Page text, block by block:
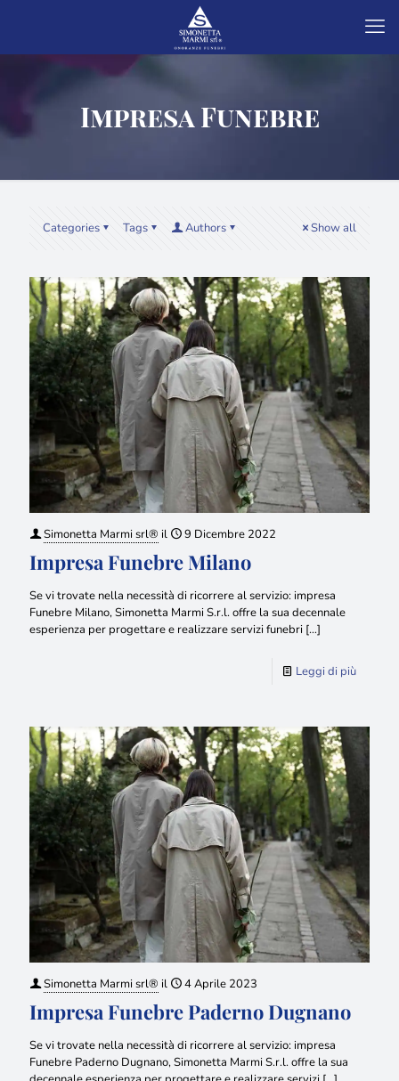
Impresa Funebre
Categories Tags Authors Show all
Simonetta Marmi srl® il 9 Dicembre 2022
Impresa Funebre Milano
Se vi trovate nella necessità di ricorrere al servizio: impresa
Funebre Milano, Simonetta Marmi S.r.l. offre la sua decennale
esperienza per progettare e realizzare servizi funebri […]
Leggi di più
Simonetta Marmi srl® il 4 Aprile 2023
Impresa Funebre Paderno Dugnano
Se vi trovate nella necessità di ricorrere al servizio: impresa
Funebre Paderno Dugnano, Simonetta Marmi S.r.l. offre la sua